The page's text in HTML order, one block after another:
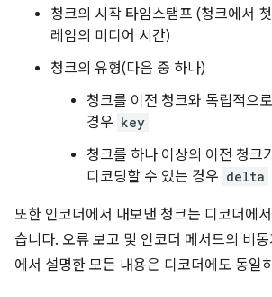
청크의 시작 타임스탬프 (청크에서
레임의 미디어 시간)
청크의 유형(다음 중 하나)
청크를 이전 청크와 독립적으
경우 key
청크를 하나 이상의 이전 청크
디코딩할 수 있는 경우 delta
또한 인코더에서 내보낸 청크는 디코더에
습니다. 오류 보고 및 인코더 메서드의 비
에서 설명한 모든 내용은 디코더에도 동일